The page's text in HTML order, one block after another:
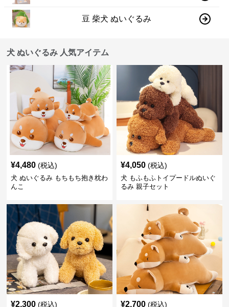
豆 柴犬 ぬいぐるみ
犬 ぬいぐるみ 人気アイテム
¥4,480 (税込)
犬 ぬいぐるみ もちもち抱き枕わ
んこ
¥4,050 (税込)
犬 もふもふトイプードルぬいぐ
るみ 親子セット
¥2,300 (税込) ¥2,700 (税込)